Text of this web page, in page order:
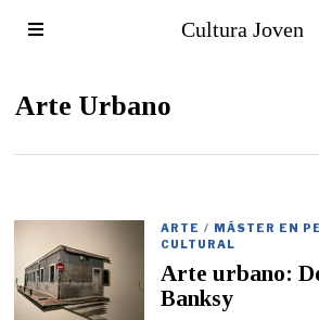
Cultura Joven
Arte Urbano
ARTE / MÁSTER EN
CULTURAL
Arte urbano:
Banksy